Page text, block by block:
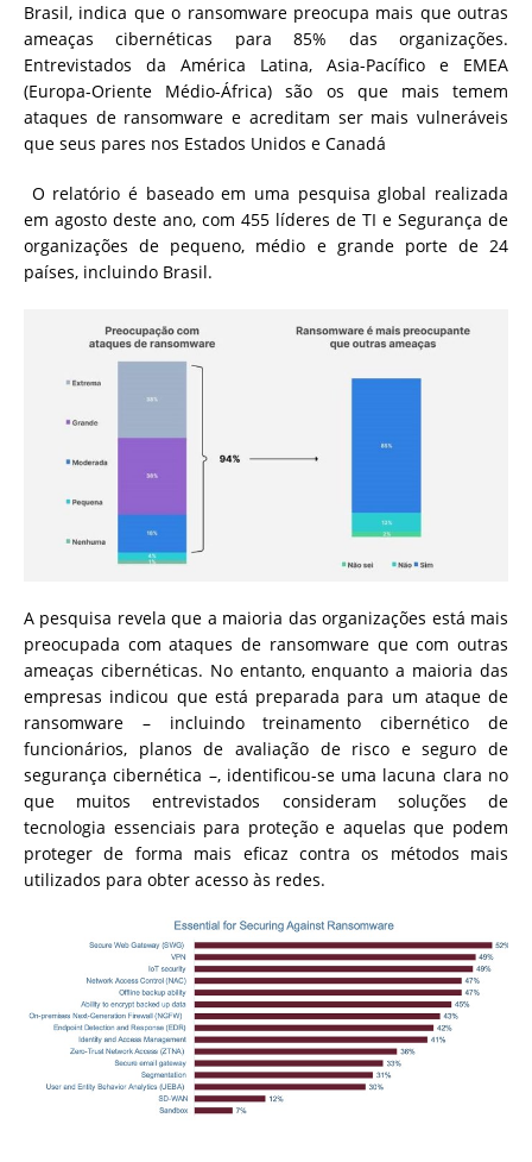
Brasil, indica que o ransomware preocupa mais que outras
ameaças cibernéticas para 85% das organizações.
Entrevistados da América Latina, Asia-Pacífico e EMEA
(Europa-Oriente Médio-África) são os que mais temem
ataques de ransomware e acreditam ser mais vulneráveis
que seus pares nos Estados Unidos e Canadá
O relatório é baseado em uma pesquisa global realizada
em agosto deste ano, com 455 líderes de TI e Segurança de
organizações de pequeno, médio e grande porte de 24
países, incluindo Brasil.
A pesquisa revela que a maioria das organizações está mais
preocupada com ataques de ransomware que com outras
ameaças cibernéticas. No entanto, enquanto a maioria das
empresas indicou que está preparada para um ataque de
ransomware – incluindo treinamento cibernético de
funcionários, planos de avaliação de risco e seguro de
segurança cibernética –, identificou-se uma lacuna clara no
que muitos entrevistados consideram soluções de
tecnologia essenciais para proteção e aquelas que podem
proteger de forma mais eficaz contra os métodos mais
utilizados para obter acesso às redes.